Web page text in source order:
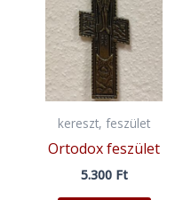
kereszt, feszület
Ortodox feszület
5.300 Ft